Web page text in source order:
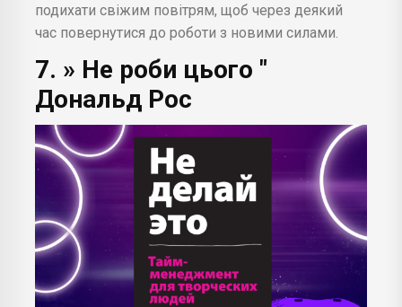
подихати свіжим повітрям, щоб через деякий
час повернутися до роботи з новими силами.
7. » Не роби цього "
Дональд Рос